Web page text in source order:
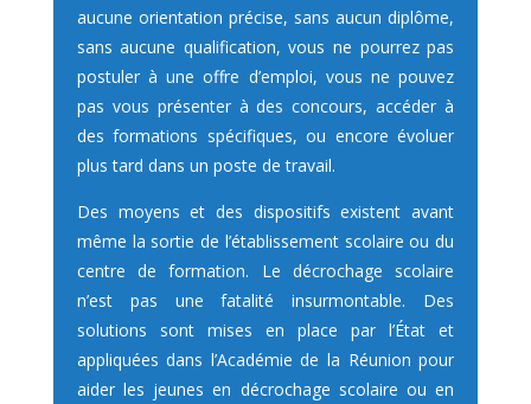
aucune orientation précise, sans aucun diplôme,
sans aucune qualification, vous ne pourrez pas
postuler à une offre d’emploi, vous ne pouvez
pas vous présenter à des concours, accéder à
des formations spécifiques, ou encore évoluer
plus tard dans un poste de travail.
Des moyens et des dispositifs existent avant
même la sortie de l’établissement scolaire ou du
centre de formation. Le décrochage scolaire
n’est pas une fatalité insurmontable. Des
solutions sont mises en place par l’État et
appliquées dans l’Académie de la Réunion pour
aider les jeunes en décrochage scolaire ou en